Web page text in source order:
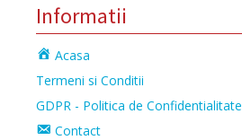
Informatii
Acasa
Termeni si Conditii
GDPR - Politica de Confidentialitate
Contact